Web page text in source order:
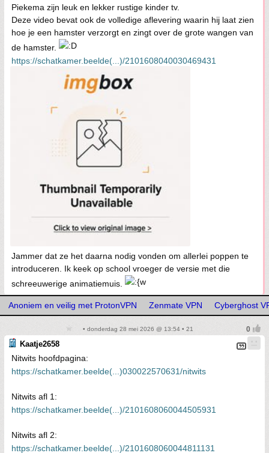
Piekema zijn leuk en lekker rustige kinder tv.
Deze video bevat ook de volledige aflevering waarin hij laat zien
hoe je een hamster verzorgt en zingt over de grote wangen van
de hamster.
https://schatkamer.beelde(...)/2101608040030469431
Jammer dat ze het daarna nodig vonden om allerlei poppen te
introduceren. Ik keek op school vroeger de versie met die
schreeuwerige animatiemuis.
Anoniem en veilig met ProtonVPN Zenmate VPN Cyberghost
• donderdag 28 mei 2026 @ 13:54 • 21
Kaatje2658
Nitwits hoofdpagina:
https://schatkamer.beelde(...)030022570631/nitwits
Nitwits afl 1:
https://schatkamer.beelde(...)/2101608060044505931
Nitwits afl 2:
https://schatkamer.beelde(...)/2101608060044811131